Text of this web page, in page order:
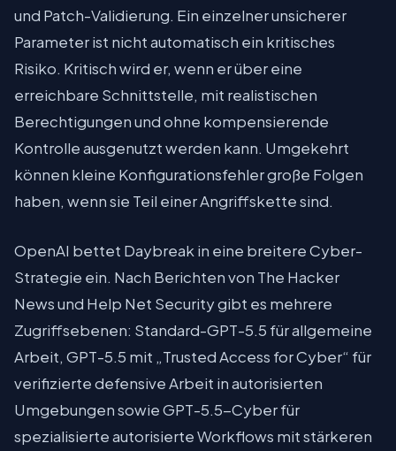
und Patch-Validierung. Ein einzelner unsicherer
Parameter ist nicht automatisch ein kritisches
Risiko. Kritisch wird er, wenn er über eine
erreichbare Schnittstelle, mit realistischen
Berechtigungen und ohne kompensierende
Kontrolle ausgenutzt werden kann. Umgekehrt
können kleine Konfigurationsfehler große Folgen
haben, wenn sie Teil einer Angriffskette sind.
OpenAI bettet Daybreak in eine breitere Cyber-
Strategie ein. Nach Berichten von The Hacker
News und Help Net Security gibt es mehrere
Zugriffsebenen: Standard-GPT-5.5 für allgemeine
Arbeit, GPT-5.5 mit „Trusted Access for Cyber“ für
verifizierte defensive Arbeit in autorisierten
Umgebungen sowie GPT-5.5-Cyber für
spezialisierte autorisierte Workflows mit stärkeren